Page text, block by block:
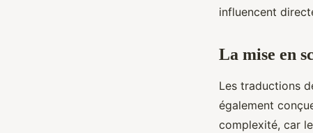
influencent
La mise en
Les traductions
également
complexité, car